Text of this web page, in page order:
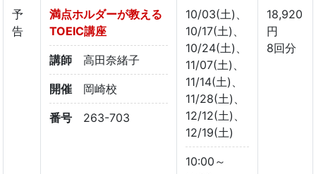
予
告
満点ホルダーが教える
TOEIC講座
講師 高田奈緒子
開催 岡崎校
番号 263-703
10/03(土)、
10/17(土)、
10/24(土)、
11/07(土)、
11/14(土)、
11/28(土)、
12/12(土)、
12/19(土)
10:00～
18,920
円
8回分